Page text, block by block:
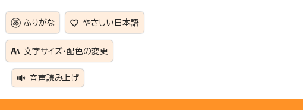
ふりがな やさしい日本語
文字サイズ・配色の変更
音声読み上げ